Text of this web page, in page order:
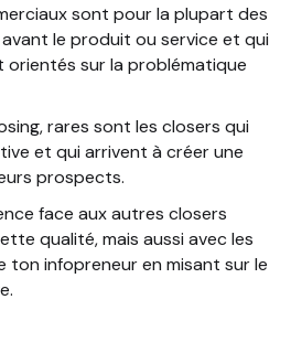
sont pour la plupart des
le produit ou service et qui
sur la problématique
rares sont les closers qui
et qui arrivent à créer une
prospects.
face aux autres closers
qualité, mais aussi avec les
infopreneur en misant sur le